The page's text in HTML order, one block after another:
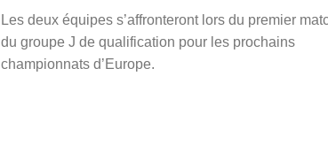
Les deux équipes s’affronteront lors du premier
du groupe J de qualification pour les prochains
championnats d’Europe.